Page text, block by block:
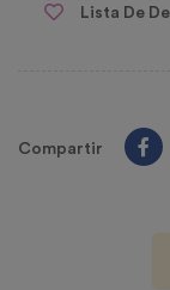
Lista De
Compartir